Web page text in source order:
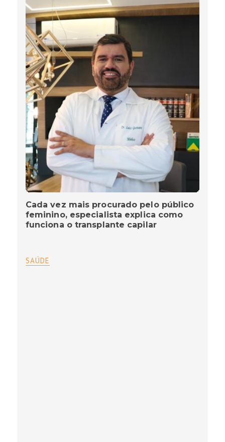
Cada vez mais procurado pelo público
feminino, especialista explica como
funciona o transplante capilar
SAÚDE